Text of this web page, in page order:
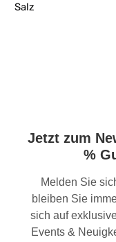
Salz
Jetzt zum
%
Melden Sie
bleiben Sie
sich auf
Events &